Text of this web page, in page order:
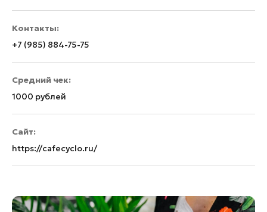
Контакты:
+7 (985) 884-75-75
Средний чек:
1000 рублей
Сайт:
https://cafecyclo.ru/